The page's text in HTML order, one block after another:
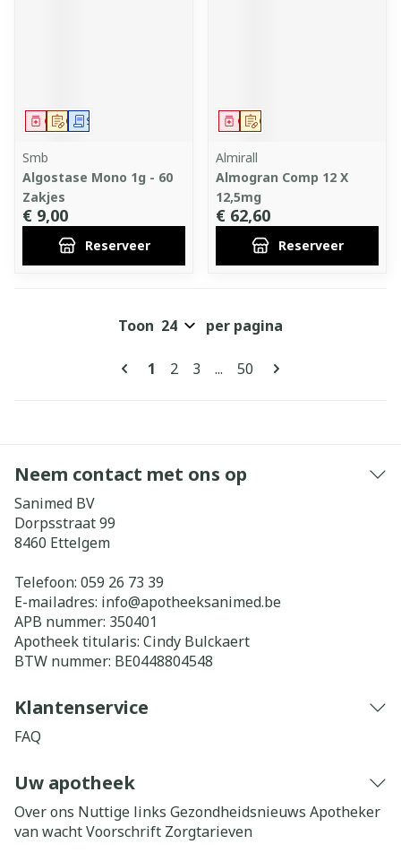
Op voorschrift
GeneesmiddelSchriftelijke aanvraag
Smb
Algostase Mono 1g - 60
Zakjes
€ 9,00
Reserveer
Op voorschrift
Geneesmiddel
Almirall
Almogran Comp 12 X
12,5mg
€ 62,60
Reserveer
Pagina's
U lees momenteel pagina
1 Pagina
2 Pagina
3 ... Pagina
50
Toon per pagina
Neem contact met ons op
Sanimed BV
Dorpsstraat 99
8460 Ettelgem
Telefoon: 059 26 73 39
E-mailadres: info@apotheeksanimed.be
APB nummer: 350401
Apotheek titularis: Cindy Bulckaert
BTW nummer: BE0448804548
Klantenservice
FAQ
Uw apotheek
Over ons Nuttige links Gezondheidsnieuws Apotheker
van wachtVoorschrift Zorgtarieven